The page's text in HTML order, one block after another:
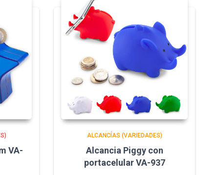
VA-
ALCANCÍAS (VARIEDADES)
Alcancia Piggy con
portacelular VA-937